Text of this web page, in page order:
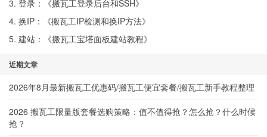
3. 登录：《搬瓦工登录后台和SSH》
4. 换IP：《搬瓦工IP检测和换IP方法》
5. 建站：《搬瓦工宝塔面板建站教程》
近期文章
2026年8月最新搬瓦工优惠码/搬瓦工便宜套餐/搬瓦工新手教程整理
2026 搬瓦工限量版套餐选购策略：值不值得抢？怎么抢？什么时候
抢？